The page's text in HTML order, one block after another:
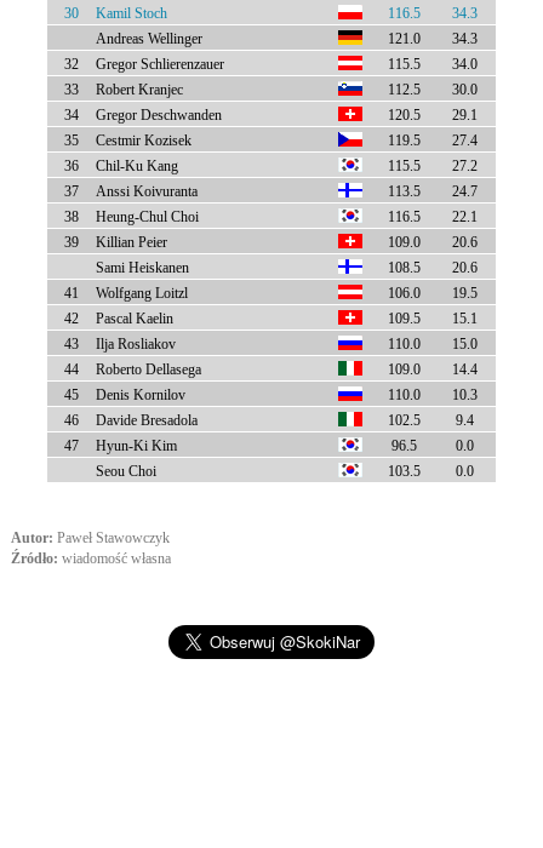
30 Kamil Stoch 116.5
34.3
Andreas Wellinger
121.0
34.3
32
Gregor Schlierenzauer 115.5
34.0
33
Robert Kranjec 112.5
30.0
34
Gregor Deschwanden 120.5
29.1
35
Cestmir Kozisek 119.5
27.4
36
Chil-Ku Kang 115.5
27.2
37
Anssi Koivuranta 113.5
24.7
38
Heung-Chul Choi 116.5
22.1
39
Killian Peier 109.0
20.6
Sami Heiskanen
108.5
20.6
41
Wolfgang Loitzl 106.0
19.5
42
Pascal Kaelin 109.5
15.1
43
Ilja Rosliakov 110.0
15.0
44
Roberto Dellasega 109.0
14.4
45
Denis Kornilov 110.0
10.3
46
Davide Bresadola 102.5
9.4
47
Hyun-Ki Kim 96.5
0.0
Seou Choi
103.5 0.0
Autor: Paweł Stawowczyk
Źródło: wiadomość własna